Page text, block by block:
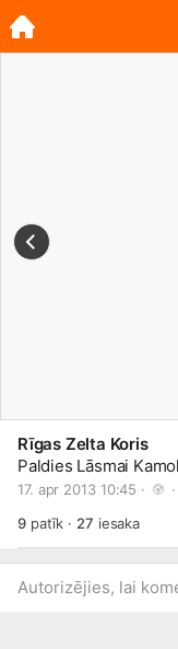
Rīgas Zelta Koris
Paldies Lāsmai
17. apr 2013 10:45 · ·
9patīk · 27 iesaka
Autorizējies, lai